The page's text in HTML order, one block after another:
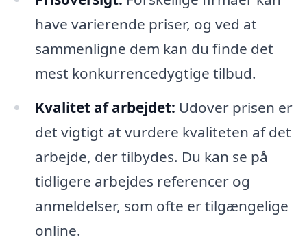
have varierende priser, og ved at
sammenligne dem kan du finde det
mest konkurrencedygtige tilbud.
Kvalitet af arbejdet: Udover prisen er
det vigtigt at vurdere kvaliteten af det
arbejde, der tilbydes. Du kan se på
tidligere arbejdes referencer og
anmeldelser, som ofte er tilgængelige
online.